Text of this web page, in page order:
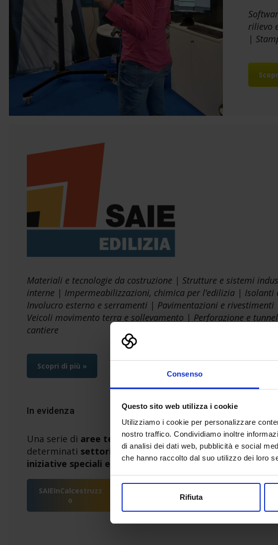
Consenso
Questo sito web utilizza i cookie
Utilizziamo i cookie per personalizzare
nostro traffico. Condividiamo inoltre
di analisi dei dati web, pubblicità e social
che hanno raccolto dal suo utilizzo dei loro
Rifiuta
rilievo
|
Materiali e tecnologie da costruzione | Strutture e sistemi
interne | Impermeabilizzazioni, chimica per l’edilizia |
Involucro esterno e serramenti | Pavimentazioni e
Veicoli movimento terra e sollevamento | Perforazione e
cantiere
Scopri di più »
In evidenza
Una serie di aree tematiche verticalinell’ambito di SAIE
determinati settori merceologiciattraversospazi
iniziative speciali e aree dimostrative.
SAIEInCalcestruzz
o
Serramenti
e